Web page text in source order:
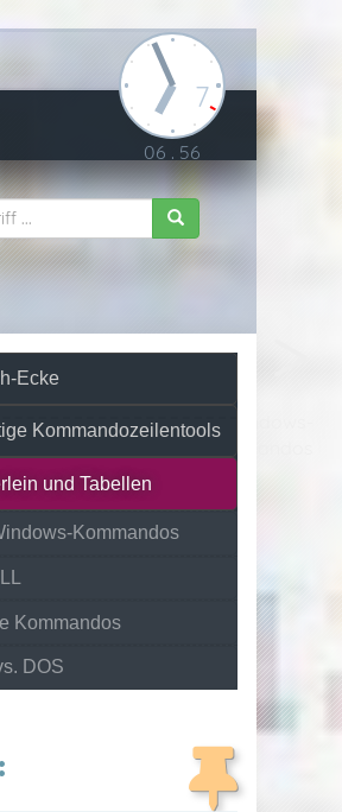
Alle Windows-
7
06 : 56
Ecke
Kommandozeilentools
und Tabellen
Kommandos
Kommandos
DOS